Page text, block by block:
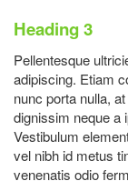
Heading 3
Pellentesque
adipiscing. Etiam
nunc porta nulla,
dignissim neque a
Vestibulum
vel nibh id metus
venenatis odio